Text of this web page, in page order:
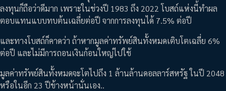
ลงทุนก็ถือว่าดีมาก เพราะในช่วงปี 1983 ถึง 2022 โบสถ์แห่งนี้ทำผล
ตอบแทนแบบทบต้นเฉลี่ยต่อปี จากการลงทุนได้ 7.5% ต่อปี
และทางโบสถ์ก็คาดว่า ถ้าหากมูลค่าทรัพย์สินทั้งหมดเติบโตเฉลี่ย 6%
ต่อปี และไม่มีการถอนเงินก้อนใหญ่ไปใช้
มูลค่าทรัพย์สินทั้งหมดจะโตไปถึง 1 ล้านล้านดอลลาร์สหรัฐ ในปี 2048
หรือในอีก 23 ปีข้างหน้านั่นเอง..